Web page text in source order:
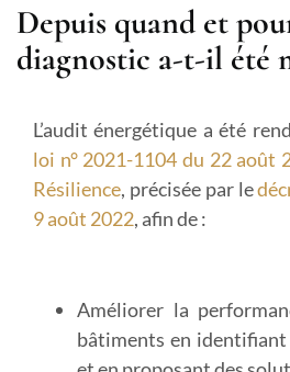
Depuis quand et
diagnostic a-t-il été
L’audit énergétique a été
loi n° 2021-1104 du 22 août
Résilience, précisée par le
9 août 2022, afin de :
Améliorer la
bâtiments en identifiant